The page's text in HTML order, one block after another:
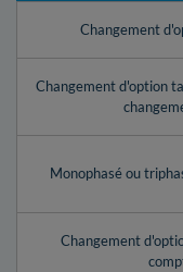
Changement
Changement d'option
Monophasé ou
Changement